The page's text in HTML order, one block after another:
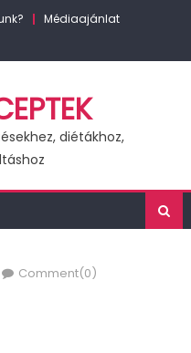
Médiaajánlat
diétákhoz,
Comment(0)